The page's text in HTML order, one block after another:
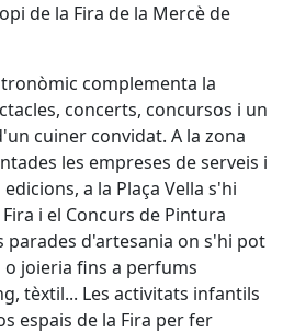
de la Fira de la Mercè de
complementa la
concerts, concursos i un
cuiner convidat. A la zona
les empreses de serveis i
a la Plaça Vella s'hi
Fira i el Concurs de Pintura
parades d'artesania on s'hi pot
joieria fins a perfums
tèxtil... Les activitats infantils
espais de la Fira per fer